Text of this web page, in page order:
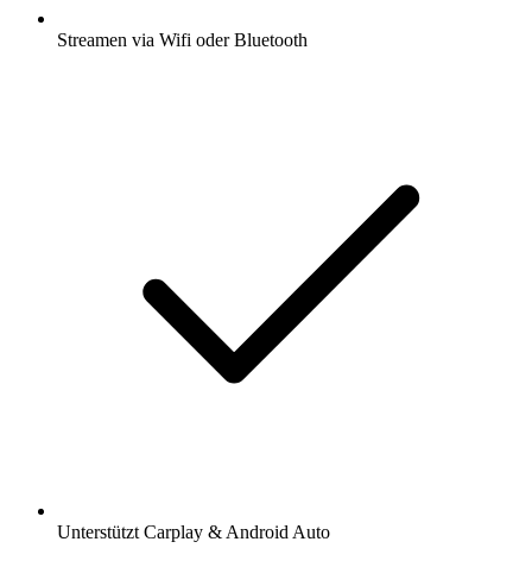
Streamen via Wifi oder Bluetooth
Unterstützt Carplay & Android Auto